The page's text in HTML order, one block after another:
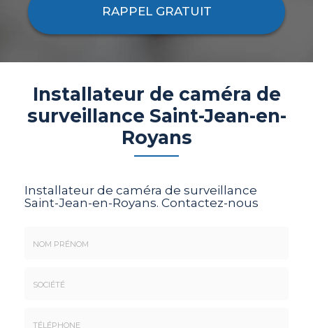
RAPPEL GRATUIT
Installateur de caméra de
surveillance Saint-Jean-en-
Royans
Installateur de caméra de surveillance
Saint-Jean-en-Royans. Contactez-nous